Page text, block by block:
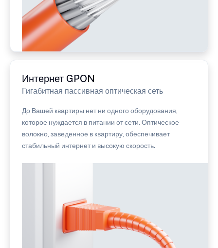
Интернет GPON
Гигабитная пассивная оптическая сеть
До Вашей квартиры нет ни одного оборудования,
которое нуждается в питании от сети. Оптическое
волокно, заведенное в квартиру, обеспечивает
стабильный интернет и высокую скорость.